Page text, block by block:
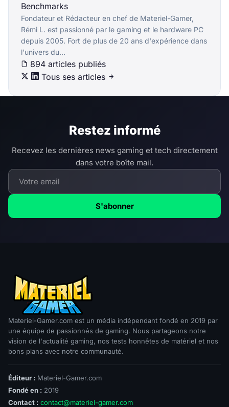
Benchmarks
Fondateur et Rédacteur en chef de Materiel-Gamer,
Rémi L. est passionné par le gaming et le hardware PC
depuis 2005. Fort de plus de 20 ans d'expérience dans
l'univers du...
894 articles publiés
Tous ses articles
Restez informé
Recevez les dernières news gaming et tech directement
dans votre boîte mail.
S'abonner
Materiel-Gamer.com est un média indépendant fondé en 2019 par
une équipe de passionnés de gaming. Nous partageons notre
vision de l'actualité gaming, nos tests honnêtes de matériel et nos
bons plans avec notre communauté.
Éditeur : Materiel-Gamer.com
Fondé en : 2019
Contact : contact@materiel-gamer.com